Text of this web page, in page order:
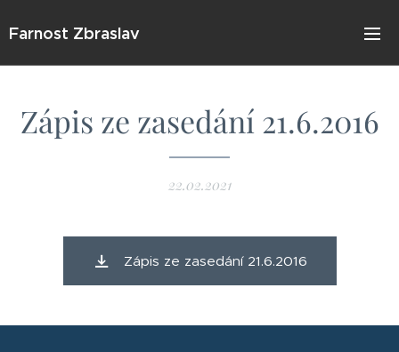
Farnost Zbraslav
Zápis ze zasedání 21.6.2016
22.02.2021
Zápis ze zasedání 21.6.2016